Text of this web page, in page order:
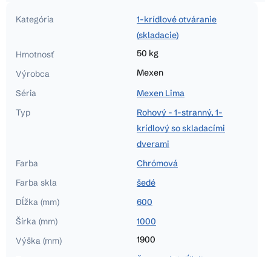
Kategória
1-krídlové otváranie
(skladacie)
Hmotnosť
50 kg
Výrobca
Mexen
Séria
Mexen Lima
Typ
Rohový - 1-stranný, 1-
krídlový so skladacími
dverami
Farba
Chrómová
Farba skla
šedé
Dĺžka (mm)
600
Šírka (mm)
1000
Výška (mm)
1900